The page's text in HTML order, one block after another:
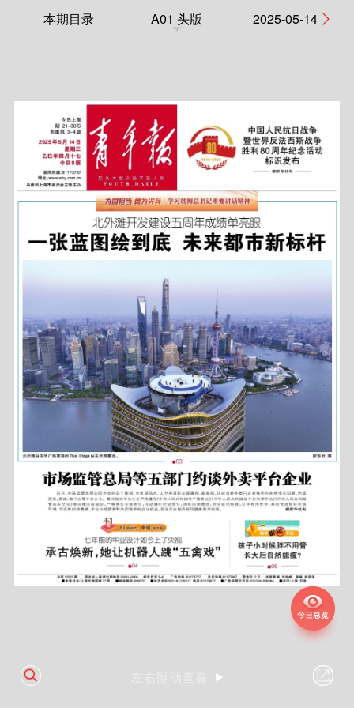
本期目录 A01 头版 2025-05-14